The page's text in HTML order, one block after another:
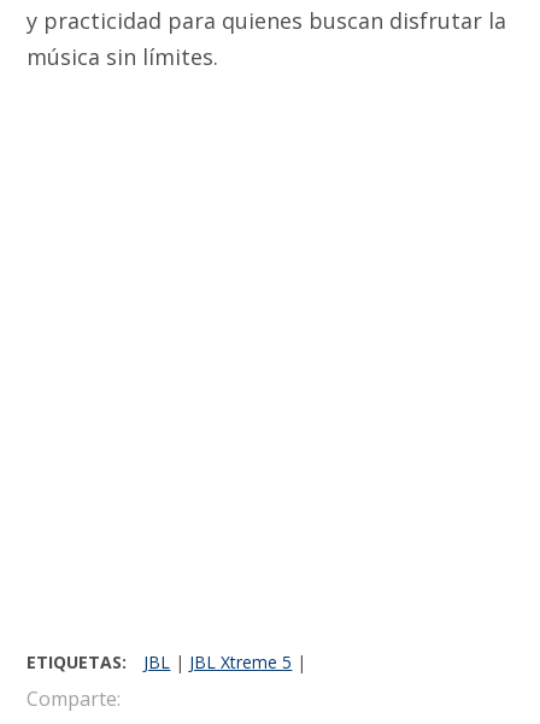
y practicidad para quienes buscan disfrutar la
música sin límites.
ETIQUETAS: JBL | JBL Xtreme 5 |
Comparte: